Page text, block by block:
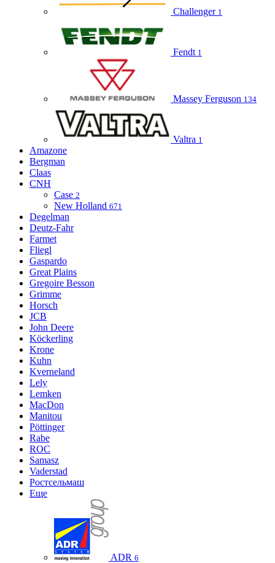
Challenger 1
Fendt 1
Massey Ferguson 134
Valtra 1
Amazone
Bergman
Claas
CNH
Case 2
New Holland 671
Degelman
Deutz-Fahr
Farmet
Fliegl
Gaspardo
Great Plains
Gregoire Besson
Grimme
Horsch
JCB
John Deere
Köckerling
Krone
Kuhn
Kverneland
Lely
Lemken
MacDon
Manitou
Pöttinger
Rabe
ROC
Samasz
Vaderstad
Ростсельмаш
Еще
ADR 6